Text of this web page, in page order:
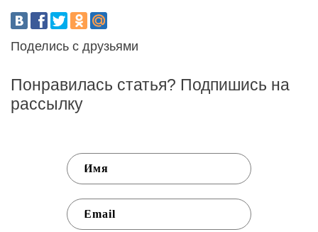
Поделись с друзьями
Понравилась статья? Подпишись на
рассылку